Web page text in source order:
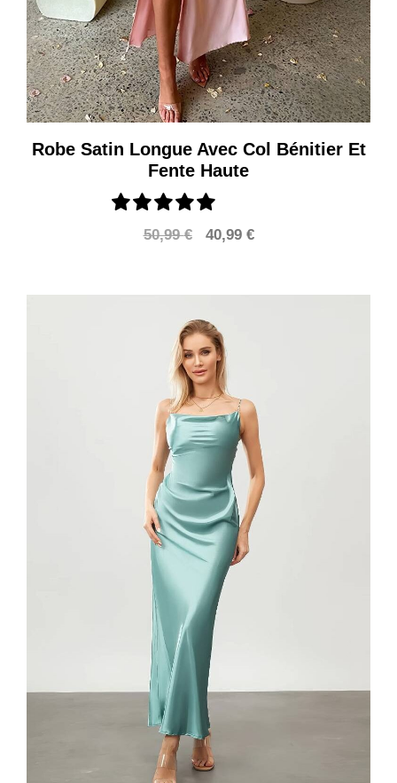
Robe Satin Longue Avec Col Bénitier Et
Fente Haute
50,99€
Le
était :
50,99 €.
40,99 €Le
est :